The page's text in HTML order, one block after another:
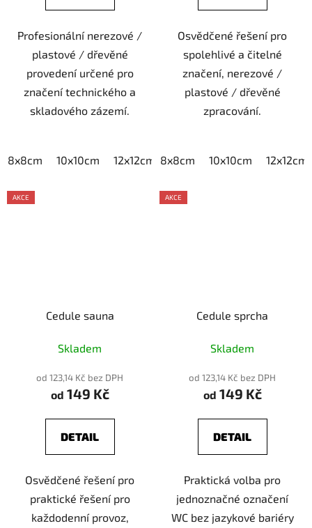
Profesionální nerezové /
plastové / dřevěné
provedení určené pro
značení technického a
skladového zázemí.
8x8cm 10x10cm 12x12cm 15x15cm 20x20cm
Osvědčené řešení pro
spolehlivé a čitelné
značení, nerezové /
plastové / dřevěné
zpracování.
8x8cm 10x10cm 12x12cm
AKCE
Cedule sauna
Skladem
od 123,14 Kč bez DPH
od 149 Kč
DETAIL
Osvědčené řešení pro
praktické řešení pro
každodenní provoz,
AKCE
Cedule sprcha
Skladem
od 123,14 Kč bez DPH
od 149 Kč
DETAIL
Praktická volba pro
jednoznačné označení
WC bez jazykové bariéry